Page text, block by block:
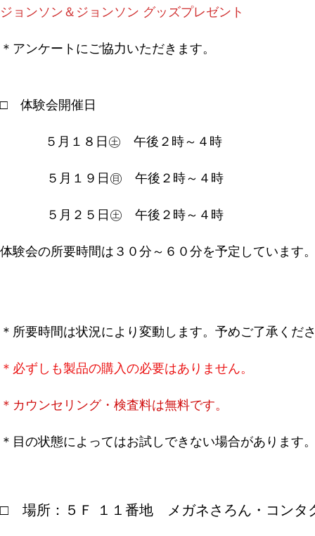
ジョンソン＆ジョンソン グッズプレゼント
＊アンケートにご協力いただきます。
□ 体験会開催日
５月１８日㊏ 午後２時～４時
５月１９日㊐ 午後２時～４時
５月２５日㊏ 午後２時～４時
体験会の所要時間は３０分～６０分を予定しています
＊所要時間は状況により変動します。予めご了承くだ
＊必ずしも製品の購入の必要はありません。
＊カウンセリング・検査料は無料です。
＊目の状態によってはお試しできない場合があります
□ 場所：５Ｆ １１番地 メガネさろん・コンタ